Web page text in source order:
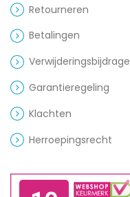
Retourneren
Betalingen
Verwijderingsbijdrage
Garantieregeling
Klachten
Herroepingsrecht